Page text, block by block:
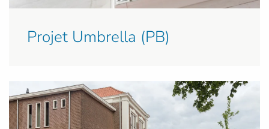
Projet Umbrella (PB)